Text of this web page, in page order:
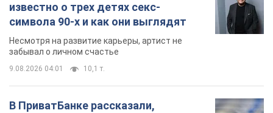
известно о трех детях секс-
символа 90-х и как они выглядят
Несмотря на развитие карьеры, артист не
забывал о личном счастье
9.08.2026 04:01 10,1 т.
В ПриватБанке рассказали,